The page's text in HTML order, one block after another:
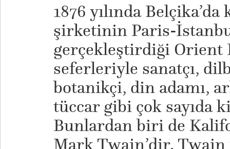
1876 yılında
şirketinin Paris-
gerçekleştirdiği Orient
seferleriyle sanatçı,
botanikçi, din adamı,
tüccar gibi çok sayıda
Bunlardan biri de
Mark Twain’dir.